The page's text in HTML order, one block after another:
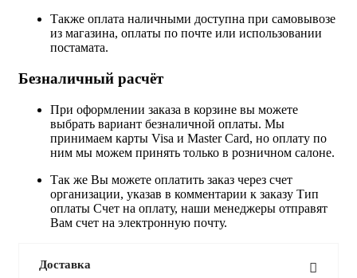
Также оплата наличными доступна при самовывозе
из магазина, оплаты по почте или использовании
постамата.
Безналичный расчёт
При оформлении заказа в корзине вы можете
выбрать вариант безналичной оплаты. Мы
принимаем карты Visa и Master Card, но оплату по
ним мы можем принять только в розничном салоне.
Так же Вы можете оплатить заказ через счет
организации, указав в комментарии к заказу Тип
оплаты Счет на оплату, наши менеджеры отправят
Вам счет на электронную почту.
Доставка